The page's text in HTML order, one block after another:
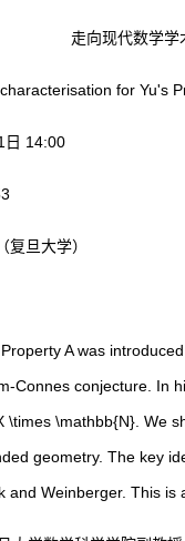
走向现代数学学
for Yu's
日 14:00
旦大学）
A was
Connes conjecture. In
\times \mathbb{N}. We
geometry. The key
and Weinberger. This is